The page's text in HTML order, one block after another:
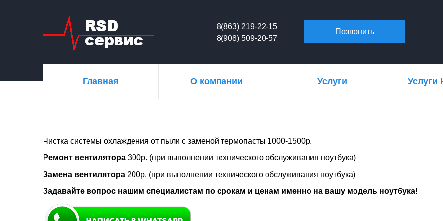
8(863) 219-22-15
8(908) 509-20-57
Позвонить
Главная О компании Услуги Услуги
Чистка системы охлаждения от пыли с заменой термопасты 1000-1500р.
Ремонт вентилятора 300р. (при выполнении технического обслуживания ноутбука)
Замена вентилятора 200р. (при выполнении технического обслуживания ноутбука)
Задавайте вопрос нашим специалистам по срокам и ценам именно на вашу модель ноутбука!